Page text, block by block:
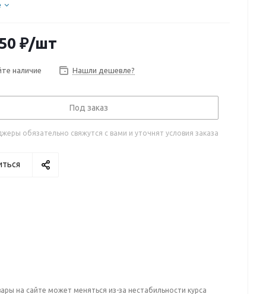
₽/шт
наличие Нашли дешевле?
Под заказ
обязательно свяжутся с вами и уточнят условия заказа
на сайте может меняться из-за нестабильности курса